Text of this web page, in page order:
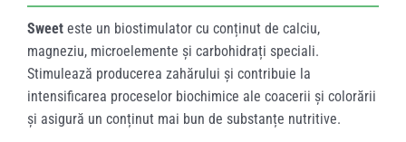
Sweet este un biostimulator cu conținut de calciu,
magneziu, microelemente și carbohidrați speciali.
Stimulează producerea zahărului și contribuie la
intensificarea proceselor biochimice ale coacerii și colorării
și asigură un conținut mai bun de substanțe nutritive.